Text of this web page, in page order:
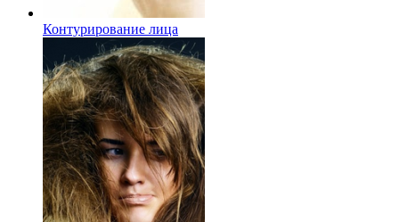
Контурирование лица